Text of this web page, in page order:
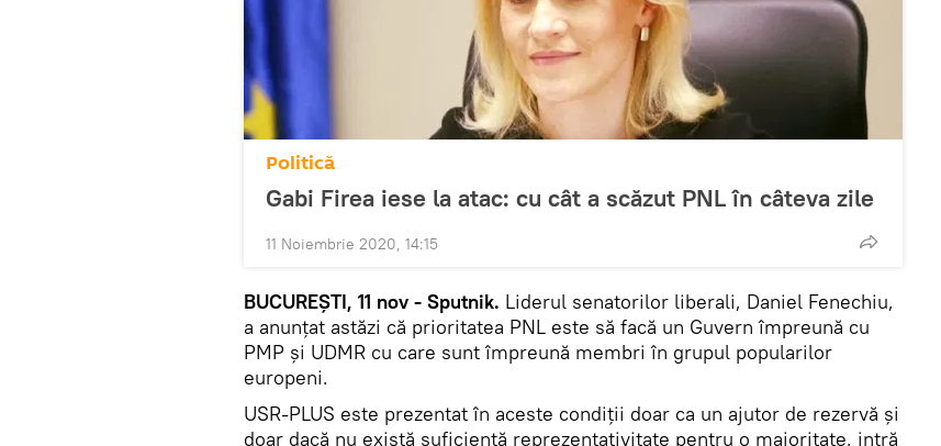
Politică
Gabi Firea iese la atac: cu cât a scăzut PNL în câteva zile
11 Noiembrie 2020, 14:15
BUCUREȘTI, 11 nov - Sputnik. Liderul senatorilor liberali, Daniel Fenechiu,
a anunțat astăzi că prioritatea PNL este să facă un Guvern împreună cu
PMP și UDMR cu care sunt împreună membri în grupul popularilor
europeni.
USR-PLUS este prezentat în aceste condiții doar ca un ajutor de rezervă și
doar dacă nu există suficientă reprezentativitate pentru o majoritate, intră